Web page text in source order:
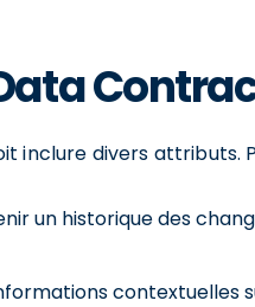
inclure divers attributs.
un historique des
contextuelles